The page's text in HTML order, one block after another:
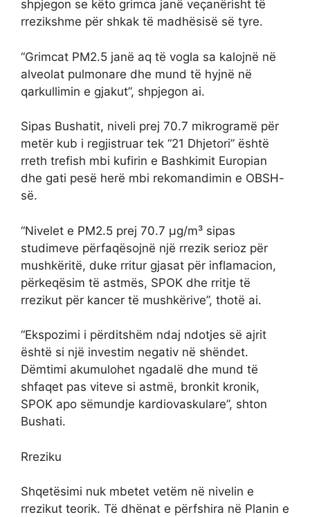
shpjegon se këto grimca janë veçanërisht të
rrezikshme për shkak të madhësisë së tyre.
“Grimcat PM2.5 janë aq të vogla sa kalojnë në
alveolat pulmonare dhe mund të hyjnë në
qarkullimin e gjakut”, shpjegon ai.
Sipas Bushatit, niveli prej 70.7 mikrogramë për
metër kub i regjistruar tek “21 Dhjetori” është
rreth trefish mbi kufirin e Bashkimit Europian
dhe gati pesë herë mbi rekomandimin e OBSH-
së.
“Nivelet e PM2.5 prej 70.7 µg/m³ sipas
studimeve përfaqësojnë një rrezik serioz për
mushkëritë, duke rritur gjasat për inflamacion,
përkeqësim të astmës, SPOK dhe rritje të
rrezikut për kancer të mushkërive”, thotë ai.
“Ekspozimi i përditshëm ndaj ndotjes së ajrit
është si një investim negativ në shëndet.
Dëmtimi akumulohet ngadalë dhe mund të
shfaqet pas viteve si astmë, bronkit kronik,
SPOK apo sëmundje kardiovaskulare”, shton
Bushati.
Rreziku
Shqetësimi nuk mbetet vetëm në nivelin e
rrezikut teorik. Të dhënat e përfshira në Planin e